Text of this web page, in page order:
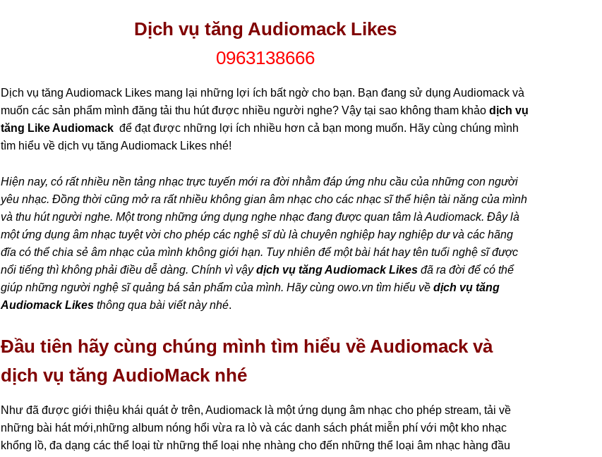
Dịch vụ tăng Audiomack Likes
0963138666
Dịch vụ tăng Audiomack Likes mang lại những lợi ích bất ngờ cho bạn. Bạn đang sử dụng Audiomack và
muốn các sản phẩm mình đăng tải thu hút được nhiều người nghe? Vậy tại sao không tham khảo dịch vụ
tăng Like Audiomack để đạt được những lợi ích nhiều hơn cả bạn mong muốn. Hãy cùng chúng mình
tìm hiểu về dịch vụ tăng Audiomack Likes nhé!
Hiện nay, có rất nhiều nền tảng nhạc trực tuyến mới ra đời nhằm đáp ứng nhu cầu của những con người
yêu nhạc. Đồng thời cũng mở ra rất nhiều không gian âm nhạc cho các nhạc sĩ thể hiện tài năng của mình
và thu hút người nghe. Một trong những ứng dụng nghe nhạc đang được quan tâm là Audiomack. Đây là
một ứng dụng âm nhạc tuyệt vời cho phép các nghệ sĩ dù là chuyên nghiệp hay nghiệp dư và các hãng
đĩa có thể chia sẻ âm nhạc của mình không giới hạn. Tuy nhiên để một bài hát hay tên tuổi nghệ sĩ được
nổi tiếng thì không phải điều dễ dàng. Chính vì vậydịch vụ tăng Audiomack Likes đã ra đời để có thể
giúp những người nghệ sĩ quảng bá sản phẩm của mình. Hãy cùng owo.vn tìm hiểu về dịch vụ tăng
Audiomack Likes thông qua bài viết này nhé.
Đầu tiên hãy cùng chúng mình tìm hiểu về Audiomack và
dịch vụ tăng AudioMack nhé
Như đã được giới thiệu khái quát ở trên, Audiomack là một ứng dụng âm nhạc cho phép stream, tải về
những bài hát mới,những album nóng hổi vừa ra lò và các danh sách phát miễn phí với một kho nhạc
khổng lồ, đa dạng các thể loại từ những thể loại nhẹ nhàng cho đến những thể loại âm nhạc hàng đầu